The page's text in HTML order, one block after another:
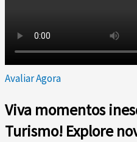
Avaliar Agora
Viva momentos
Turismo! Explore